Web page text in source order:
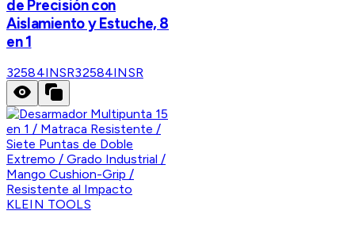
de Precisión con
Aislamiento y Estuche, 8
en 1
32584INSR32584INSR
KLEIN TOOLS